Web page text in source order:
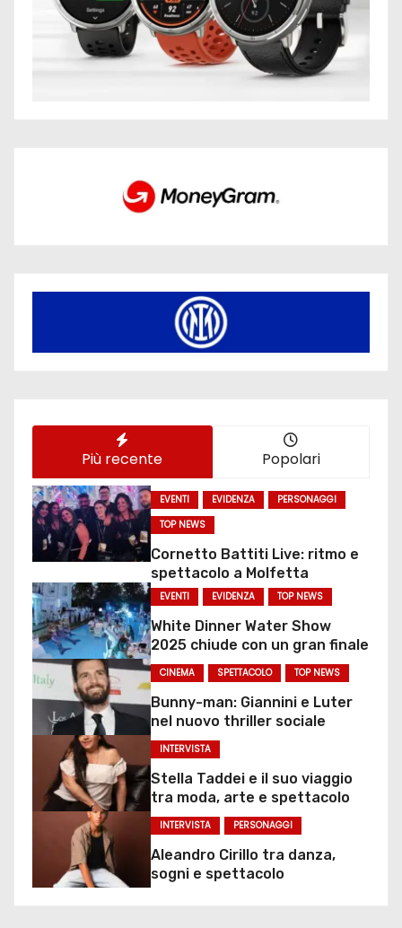
Più recente Popolari
EVENTI EVIDENZA
PERSONAGGI
TOP NEWS
Cornetto Battiti Live: ritmo e
spettacolo a Molfetta
EVENTI EVIDENZA TOP NEWS
White Dinner Water Show
2025 chiude con un gran finale
CINEMA SPETTACOLO TOP NEWS
Bunny-man: Giannini e Luter
nel nuovo thriller sociale
INTERVISTA
Stella Taddei e il suo viaggio
tra moda, arte e spettacolo
INTERVISTA PERSONAGGI
Aleandro Cirillo tra danza,
sogni e spettacolo